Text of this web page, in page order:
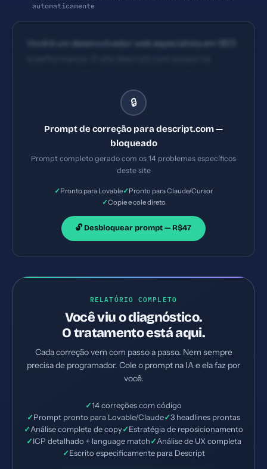
automaticamente
Você é um desenvolvedor web especialista em SEO
ausente 2) X-Frame-Options ausente 3) X-
Content-Type-Options ausente 4) Referrer-Policy
gerando os arquivos necessários e configurações de
servidor. Priorize as correções críticas primeiro.
🔒
Prompt de correção para descript.com —
bloqueado
Prompt completo gerado com os 14 problemas específicos
deste site
✓Pronto para Lovable✓Pronto para Claude/Cursor
✓Copie e cole direto
🔓 Desbloquear prompt — R$47
RELATÓRIO COMPLETO
Você viu o diagnóstico.
O tratamento está aqui.
Cada correção vem com passo a passo. Nem sempre
precisa de programador. Cole o prompt na IA e ela faz por
você.
✓14 correções com código
✓Prompt pronto para Lovable/Claude✓3 headlines prontas
✓Análise completa de copy✓Estratégia de reposicionamento
✓ICP detalhado + language match✓Análise de UX completa
✓Escrito especificamente para Descript